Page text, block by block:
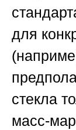
для
стекла
масс-